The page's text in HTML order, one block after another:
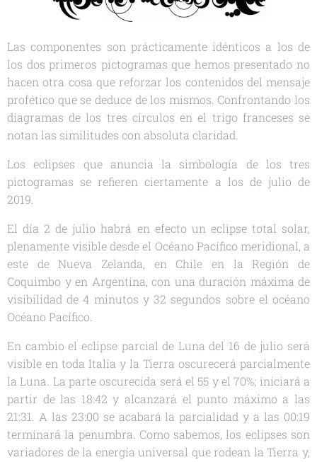
Las componentes son prácticamente idénticos a los de
los dos primeros pictogramas que hemos presentado no
hacen otra cosa que reforzar los contenidos del mensaje
profético que se deduce de los mismos. Confrontando los
diagramas de los tres círculos en el trigo franceses se
notan las similitudes con absoluta claridad.
Los eclipses que anuncia la simbología de los tres
pictogramas se refieren ciertamente a los de julio de
2019.
El día 2 de julio habrá en efecto un eclipse total solar,
plenamente visible desde el Océano Pacífico meridional, a
este de Nueva Zelanda, en Chile en la Región de
Coquimbo y en Argentina, con una duración máxima de
visibilidad de 4 minutos y 32 segundos sobre el océano
Océano Pacífico.
En cambio el eclipse parcial de Luna del 16 de julio será
visible en toda Italia y la Tierra oscurecerá parcialmente
la Luna. La parte oscurecida será el 55 y el 70%; iniciará a
partir de las 18:42 y alcanzará el punto máximo a las
21:31. A las 23:00 se acabará la parcialidad y a las 00:19
terminará la penumbra. Como sabemos, los eclipses son
variadores de la energía universal que rodean la Tierra y,